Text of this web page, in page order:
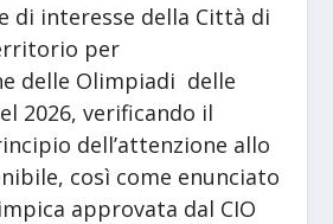
di interesse della Città di
per
delle Olimpiadi delle
2026, verificando il
dell’attenzione allo
così come enunciato
approvata dal CIO